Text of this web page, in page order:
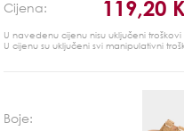
Cijena: 119,20
U navedenu cijenu nisu uključeni
U cijenu su uključeni svi manipulativni
Boje: